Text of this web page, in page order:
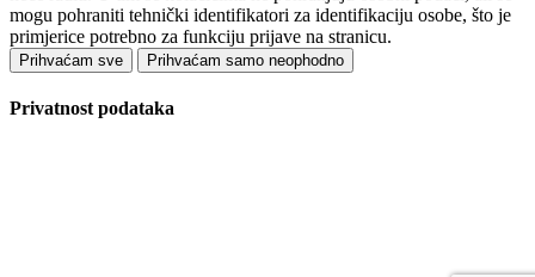
mogu pohraniti tehnički identifikatori za identifikaciju osobe, što je
primjerice potrebno za funkciju prijave na stranicu.
Prihvaćam sve Prihvaćam samo neophodno
Privatnost podataka